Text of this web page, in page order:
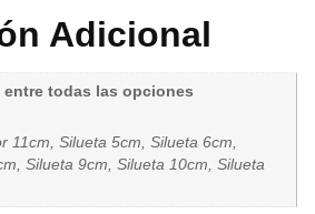
Adicional
entre todas las opciones
11cm, Silueta 5cm, Silueta 6cm,
Silueta 9cm, Silueta 10cm, Silueta